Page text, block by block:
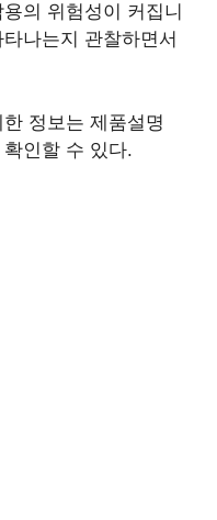
의 위험성이 커집니
나는지 관찰하면서
정보는 제품설명
인할 수 있다.